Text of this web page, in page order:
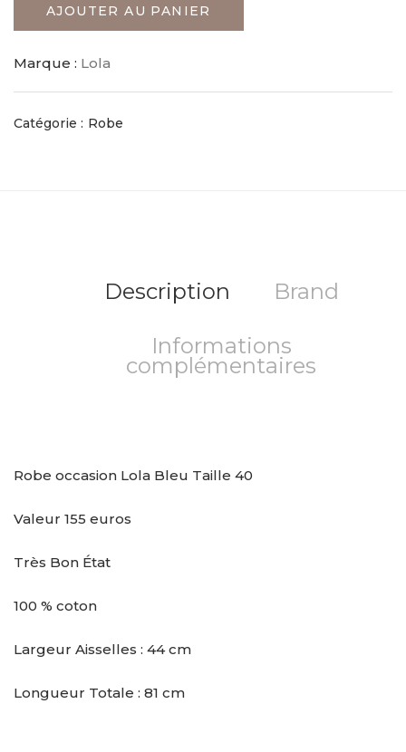
AJOUTER AU PANIER
Marque : Lola
Catégorie : Robe
Description Brand
Informations
complémentaires
Robe occasion Lola Bleu Taille 40
Valeur 155 euros
Très Bon État
100 % coton
Largeur Aisselles : 44 cm
Longueur Totale : 81 cm